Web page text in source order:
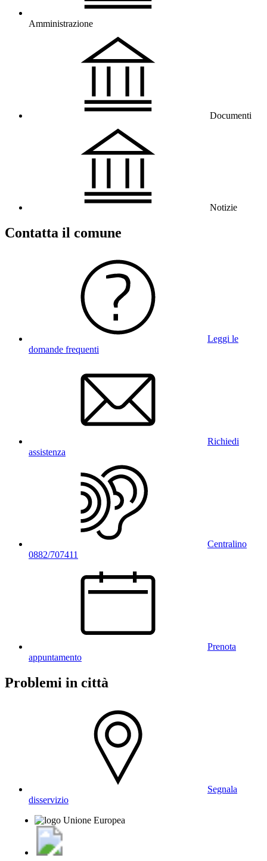
Amministrazione
Documenti
Notizie
Contatta il comune
Leggi le
domande frequenti
Richiedi
assistenza
Centralino
0882/707411
Prenota
appuntamento
Problemi in città
Segnala
disservizio